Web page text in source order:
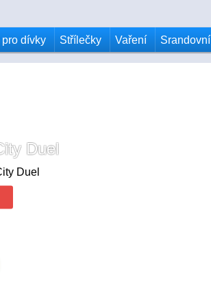
pro dívky Střílečky Vaření Srandovní
Duel